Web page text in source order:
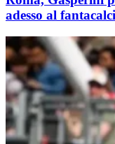
adesso al